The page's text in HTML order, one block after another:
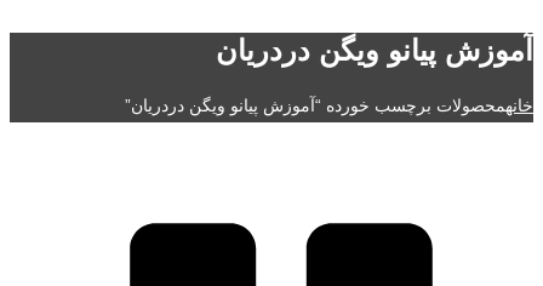
آموزش پیانو ویگن دردریان
خانهمحصولات برچسب خورده “آموزش پیانو ویگن دردریان”